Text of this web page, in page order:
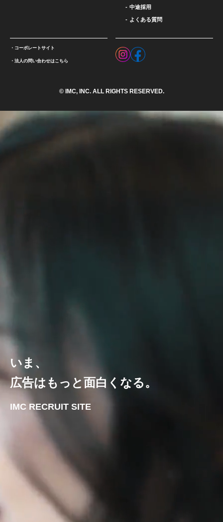
中途採用
よくある質問
コーポレートサイト
法人の問い合わせはこちら
© IMC, INC. ALL RIGHTS RESERVED.
いま、
広告はもっと面白くなる。
IMC RECRUIT SITE